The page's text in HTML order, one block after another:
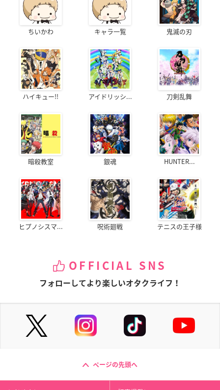
ちいかわ キャラ一覧 鬼滅の刃
ハイキュー!! アイドリッシ... 刀剣乱舞
暗殺教室 銀魂 HUNTER...
ヒプノシスマ... 呪術廻戦 テニスの王子様
OFFICIAL SNS
フォローしてより楽しいオタクライフ！
ページの先頭へ